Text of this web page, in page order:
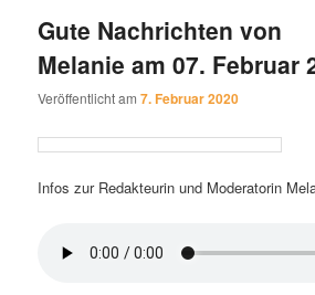
Gute Nachrichten von
Melanie am 07. Februar
Veröffentlicht am7. Februar 2020
Infos zur Redakteurin und Moderatorin